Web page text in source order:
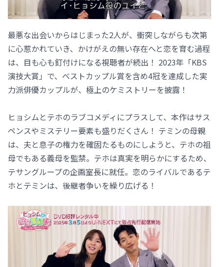
最悪な出会いからはじまった2人が、衝突しながらも次第
に心惹かれていき、かけがえの無い存在へと恋を育む過程
は、目も心も釘付けになる視聴者が続出！ 2023年「KBS
演技大賞」で、ベストカップル賞を含め4冠を達成した実
力派俳優カップルが、極上のケミストリーを披露！
ヒョシムとテホのラブコメディにプラスして、本作はサス
ペンスやミステリー要素も盛りだくさん！ テミンの母親
は、夫と息子の権力を確固たるものにしようと、テホの祖
母でもある義母を監禁。テホは真実を明らかにするため、
テサングループの企画室長に就任。恋のライバルであるテ
ホとテミンは、後継者争いを繰り広げる！